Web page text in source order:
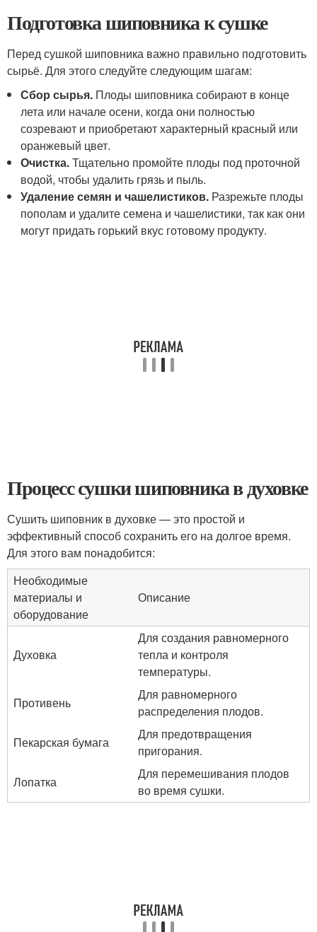
Подготовка шиповника к сушке
Перед сушкой шиповника важно правильно подготовить
сырьё. Для этого следуйте следующим шагам:
Сбор сырья. Плоды шиповника собирают в конце
лета или начале осени, когда они полностью
созревают и приобретают характерный красный или
оранжевый цвет.
Очистка.Тщательно промойте плоды под проточной
водой, чтобы удалить грязь и пыль.
Удаление семян и чашелистиков. Разрежьте плоды
пополам и удалите семена и чашелистики, так как они
могут придать горький вкус готовому продукту.
Процесс сушки шиповника в духовке
Сушить шиповник в духовке — это простой и
эффективный способ сохранить его на долгое время.
Для этого вам понадобится:
Необходимые
материалы и
оборудование
Описание
Духовка
Для создания равномерного
тепла и контроля
температуры.
Противень
Для равномерного
распределения плодов.
Пекарская бумага
Для предотвращения
пригорания.
Лопатка
Для перемешивания плодов
во время сушки.